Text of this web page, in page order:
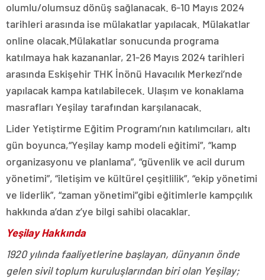
olumlu/olumsuz dönüş sağlanacak. 6-10 Mayıs 2024
tarihleri arasında ise mülakatlar yapılacak. Mülakatlar
online olacak.Mülakatlar sonucunda programa
katılmaya hak kazananlar, 21-26 Mayıs 2024 tarihleri
arasında Eskişehir THK İnönü Havacılık Merkezi’nde
yapılacak kampa katılabilecek. Ulaşım ve konaklama
masrafları Yeşilay tarafından karşılanacak.
Lider Yetiştirme Eğitim Programı’nın katılımcıları, altı
gün boyunca,“Yeşilay kamp modeli eğitimi”, “kamp
organizasyonu ve planlama”, “güvenlik ve acil durum
yönetimi”, “iletişim ve kültürel çeşitlilik”, “ekip yönetimi
ve liderlik”, “zaman yönetimi”gibi eğitimlerle kampçılık
hakkında a’dan z’ye bilgi sahibi olacaklar.
Yeşilay Hakkında
1920 yılında faaliyetlerine başlayan, dünyanın önde
gelen sivil toplum kuruluşlarından biri olan Yeşilay;